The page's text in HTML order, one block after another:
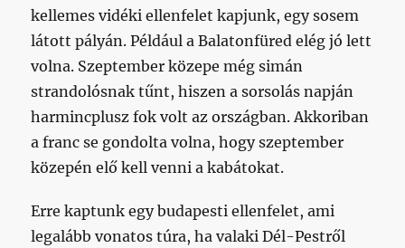
kellemes vidéki ellenfelet kapjunk, egy sosem
látott pályán. Például a Balatonfüred elég jó lett
volna. Szeptember közepe még simán
strandolósnak tűnt, hiszen a sorsolás napján
harmincplusz fok volt az országban. Akkoriban
a franc se gondolta volna, hogy szeptember
közepén elő kell venni a kabátokat.
Erre kaptunk egy budapesti ellenfelet, ami
legalább vonatos túra, ha valaki Dél-Pestről